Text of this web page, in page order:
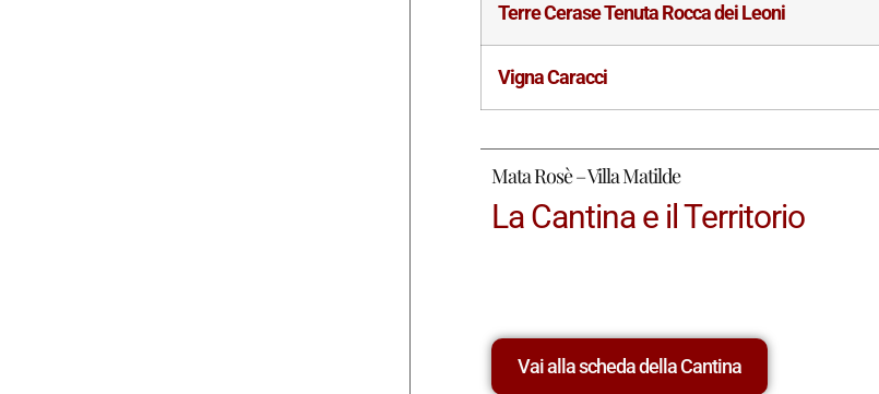
Terre Cerase Tenuta Rocca dei Leoni
Vigna Caracci
Mata Rosè – Villa Matilde
La Cantina e il Territorio
Vai alla scheda della Cantina